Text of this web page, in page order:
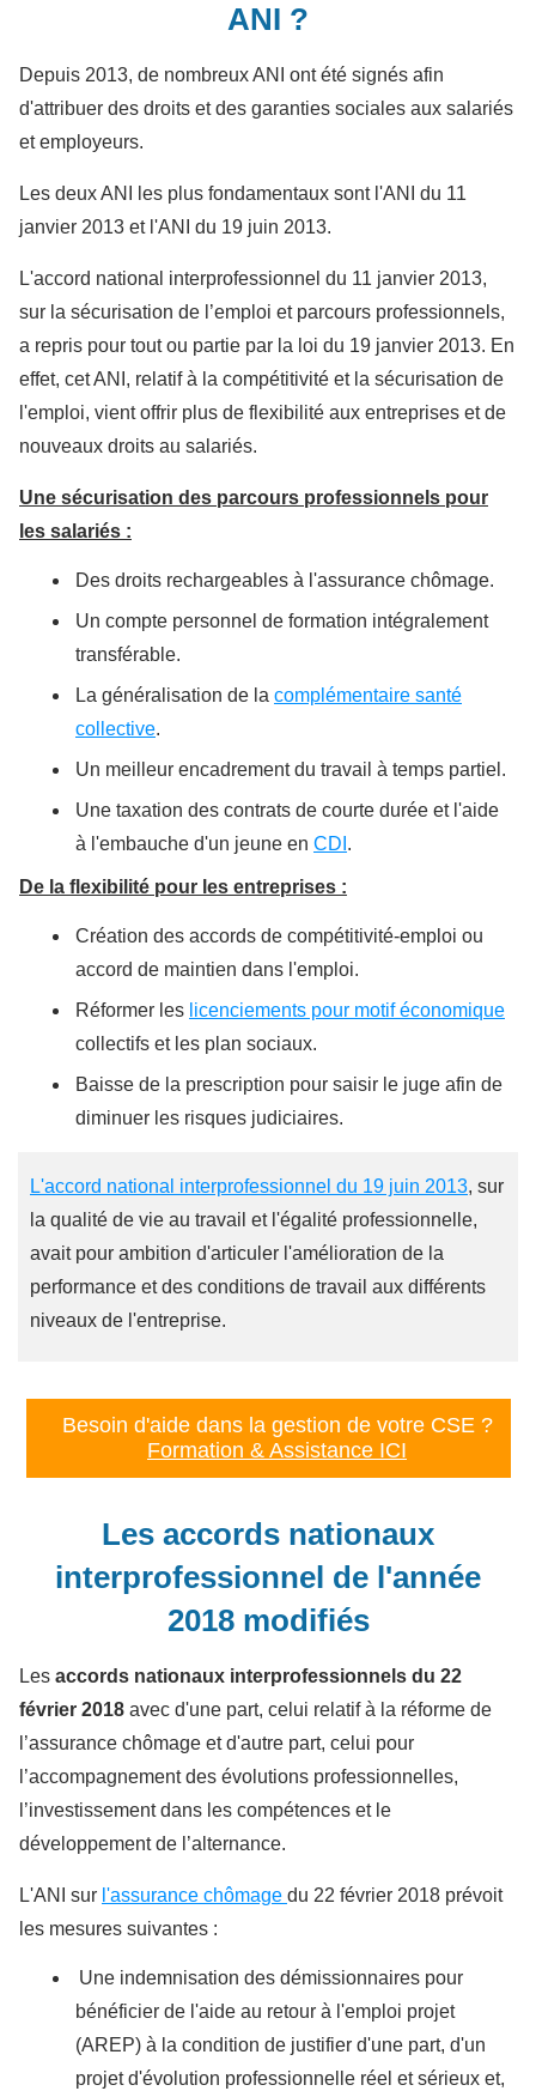
ANI ?
Depuis 2013, de nombreux ANI ont été signés afin
d'attribuer des droits et des garanties sociales aux salariés
et employeurs.
Les deux ANI les plus fondamentaux sont l'ANI du 11
janvier 2013 et l'ANI du 19 juin 2013.
L'accord national interprofessionnel du 11 janvier 2013,
sur la sécurisation de l’emploi et parcours professionnels,
a repris pour tout ou partie par la loi du 19 janvier 2013. En
effet, cet ANI, relatif à la compétitivité et la sécurisation de
l'emploi, vient offrir plus de flexibilité aux entreprises et de
nouveaux droits au salariés.
Une sécurisation des parcours professionnels pour
les salariés :
Des droits rechargeables à l'assurance chômage.
Un compte personnel de formation intégralement
transférable.
La généralisation de la complémentaire santé
collective.
Un meilleur encadrement du travail à temps partiel.
Une taxation des contrats de courte durée et l'aide
à l'embauche d'un jeune en CDI .
De la flexibilité pour les entreprises :
Création des accords de compétitivité-emploi ou
accord de maintien dans l'emploi.
Réformer les licenciements pour motif économique
collectifs et les plan sociaux.
Baisse de la prescription pour saisir le juge afin de
diminuer les risques judiciaires.
L'accord national interprofessionnel du 19 juin 2013, sur
la qualité de vie au travail et l'égalité professionnelle,
avait pour ambition d'articuler l'amélioration de la
performance et des conditions de travail aux différents
niveaux de l'entreprise.
Besoin d'aide dans la gestion de votre CSE ?
Formation & Assistance ICI
Les accords nationaux
interprofessionnel de l'année
2018 modifiés
Les accords nationaux interprofessionnels du 22
février 2018 avec d'une part, celui relatif à la réforme de
l’assurance chômage et d'autre part, celui pour
l’accompagnement des évolutions professionnelles,
l’investissement dans les compétences et le
développement de l’alternance.
L'ANI sur l'assurance chômage du 22 février 2018 prévoit
les mesures suivantes :
Une indemnisation des démissionnaires pour
bénéficier de l'aide au retour à l'emploi projet
(AREP) à la condition de justifier d'une part, d'un
projet d'évolution professionnelle réel et sérieux et,